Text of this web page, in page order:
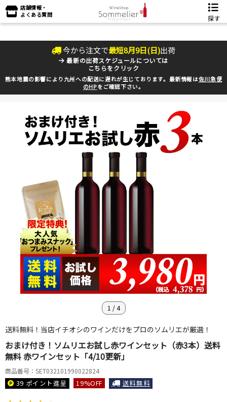
店舗情報・
よくある質問
探す
今から注文で最短8月9日(日)出荷
最新の出荷スケジュールについては
こちらをクリック
熊本地震の影響により九州への配送に遅れが生じております。最新情報は佐川急便
のHPをご確認下さい。
1 /4
送料無料！当店イチオシのワインだけをプロのソムリエが厳選！
おまけ付き！ソムリエお試し赤ワインセット（赤3本）送料
無料 赤ワインセット「4/10更新」
商品番号：SET032101990022824
39 ポイント進呈 19%OFF 送料無料